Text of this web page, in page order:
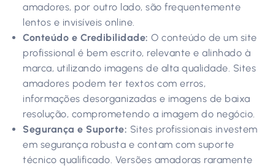
amadores, por outro lado, são frequentemente
lentos e invisíveis online.
Conteúdo e Credibilidade: O conteúdo de um site
profissional é bem escrito, relevante e alinhado à
marca, utilizando imagens de alta qualidade. Sites
amadores podem ter textos com erros,
informações desorganizadas e imagens de baixa
resolução, comprometendo a imagem do negócio.
Segurança e Suporte: Sites profissionais investem
em segurança robusta e contam com suporte
técnico qualificado. Versões amadoras raramente